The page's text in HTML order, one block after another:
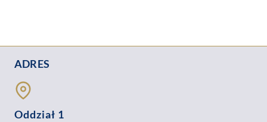
ADRES
Oddział 1